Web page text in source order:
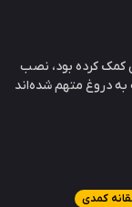
کمک کرده بود، نصب
به دروغ متهم شده‌اند
کمدی